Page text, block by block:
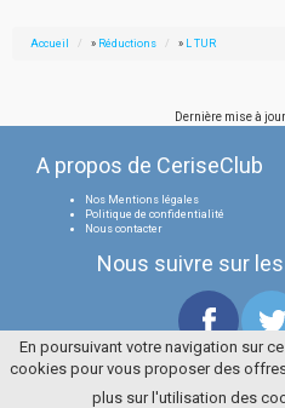
Accueil » Réductions » L TUR
Dernière mise à
A propos de CeriseClub
Nos Mentions légales
Politique de confidentialité
Nous contacter
Nous suivre sur
Tous droits
La Cerise Bleue
En poursuivant votre navigation sur
cookies pour vous proposer des
plus sur l'utilisation des